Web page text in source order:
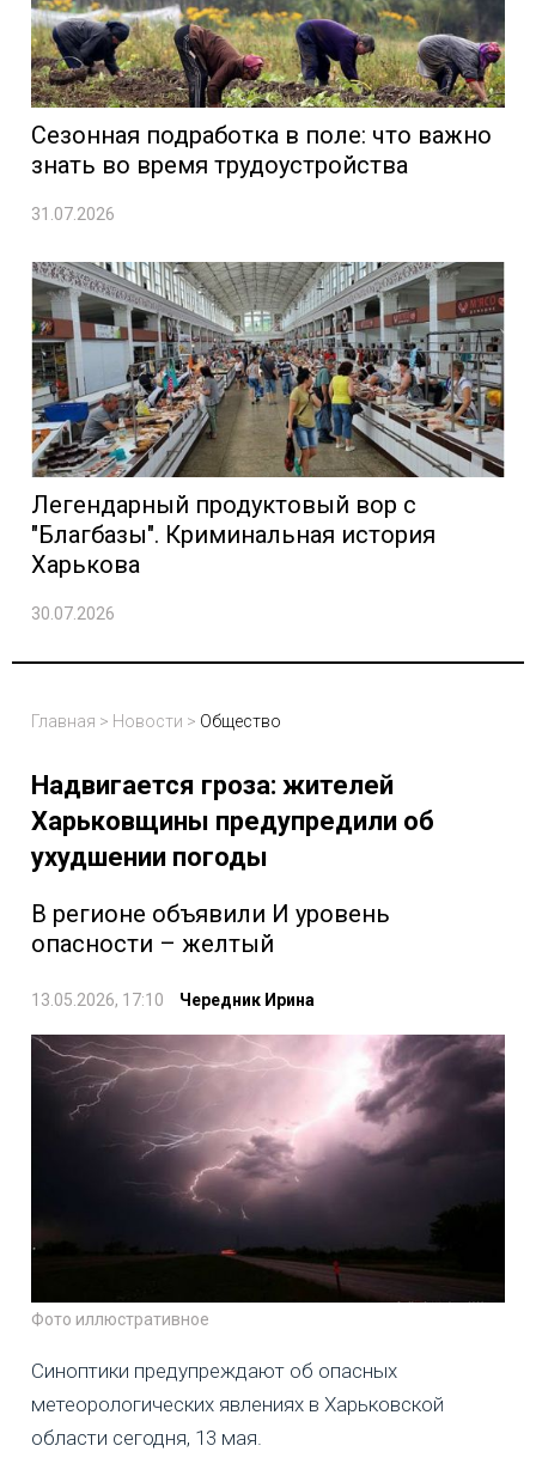
Сезонная подработка в поле: что важно
знать во время трудоустройства
31.07.2026
Легендарный продуктовый вор с
"Благбазы". Криминальная история
Харькова
30.07.2026
Главная > Новости > Общество
Надвигается гроза: жителей
Харьковщины предупредили об
ухудшении погоды
В регионе объявили И уровень
опасности – желтый
13.05.2026, 17:10 Чередник Ирина
Фото иллюстративное
Синоптики предупреждают об опасных
метеорологических явлениях в Харьковской
области сегодня, 13 мая.